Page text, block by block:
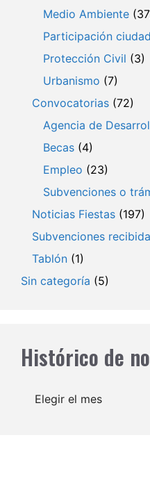
Medio Ambiente
Participación
Protección Civil (3)
Urbanismo (7)
Convocatorias (72)
Agencia de
Becas (4)
Empleo (23)
Subvenciones o
Noticias Fiestas (197)
Subvenciones
Tablón (1)
Sin categoría (5)
Histórico de
Archivos